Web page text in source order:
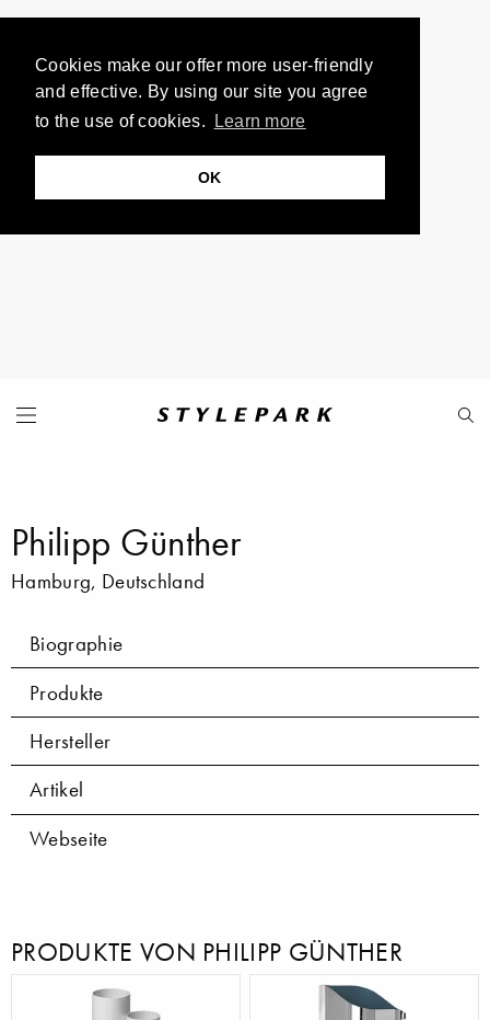
Cookies make our offer more user-friendly
and effective. By using our site you agree
to the use of cookies.
Learn more
OK
Philipp Günther
Hamburg, Deutschland
Biographie
Produkte
Hersteller
Artikel
Webseite
PRODUKTE VON PHILIPP GÜNTHER